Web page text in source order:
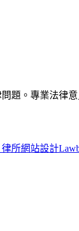
題。專業法律
律所網站設計